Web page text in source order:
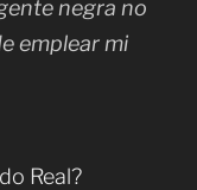
negra no
emplear mi
Real?